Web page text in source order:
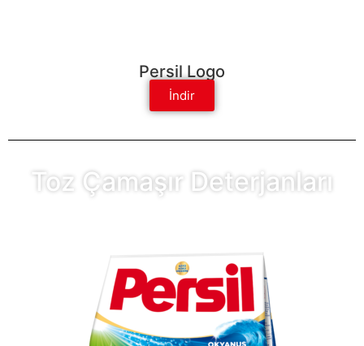
Persil Logo
İndir
Toz Çamaşır Deterjanları